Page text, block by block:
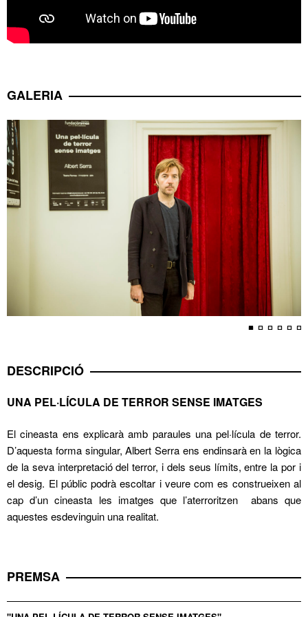
GALERIA
DESCRIPCIÓ
UNA PEL·LÍCULA DE TERROR SENSE IMATGES
El cineasta ens explicarà amb paraules una pel·lícula de terror.
D’aquesta forma singular, Albert Serra ens endinsarà en la lògica
de la seva interpretació del terror, i dels seus límits, entre la por i
el desig. El públic podrà escoltar i veure com es construeixen al
cap d’un cineasta les imatges que l’aterroritzen abans que
aquestes esdevinguin una realitat.
VAN BETALEN MET
PREMSA